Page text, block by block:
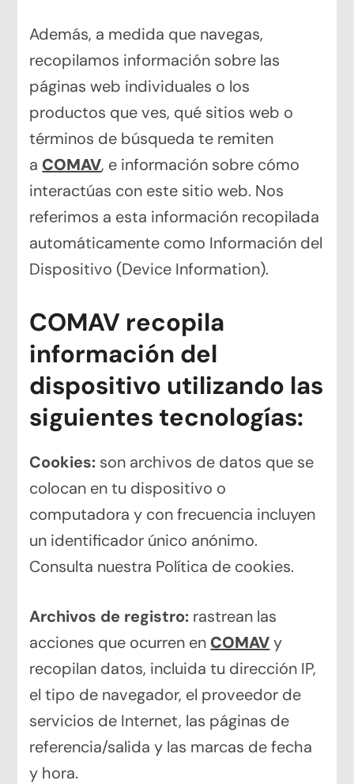
Además, a medida que navegas,
recopilamos información sobre las
páginas web individuales o los
productos que ves, qué sitios web o
términos de búsqueda te remiten
a COMAV, e información sobre cómo
interactúas con este sitio web. Nos
referimos a esta información recopilada
automáticamente como Información del
Dispositivo (Device Information).
COMAV recopila
información del
dispositivo utilizando las
siguientes tecnologías:
Cookies: son archivos de datos que se
colocan en tu dispositivo o
computadora y con frecuencia incluyen
un identificador único anónimo.
Consulta nuestra Política de cookies.
Archivos de registro: rastrean las
acciones que ocurren en COMAVy
recopilan datos, incluida tu dirección IP,
el tipo de navegador, el proveedor de
servicios de Internet, las páginas de
referencia/salida y las marcas de fecha
y hora.